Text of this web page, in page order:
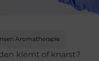
Aromatherapie
klemt of knarst?